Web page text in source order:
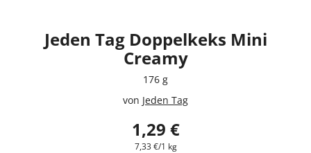
Jeden Tag Doppelkeks Mini
Creamy
176 g
von Jeden Tag
1,29 €
7,33 €/1 kg